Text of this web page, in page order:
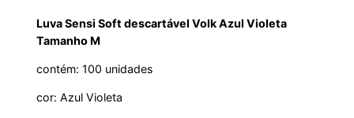
Luva Sensi Soft descartável Volk Azul Violeta
Tamanho M
contém: 100 unidades
cor: Azul Violeta